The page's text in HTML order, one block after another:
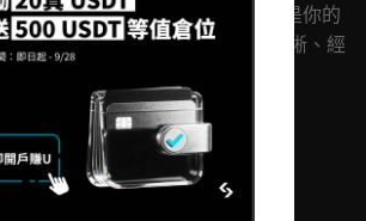
剛開始想懂加密貨幣的人。這裡是你的
難懂的行話或術語，只有邏輯清晰、經
幫你安心踏出第一步。